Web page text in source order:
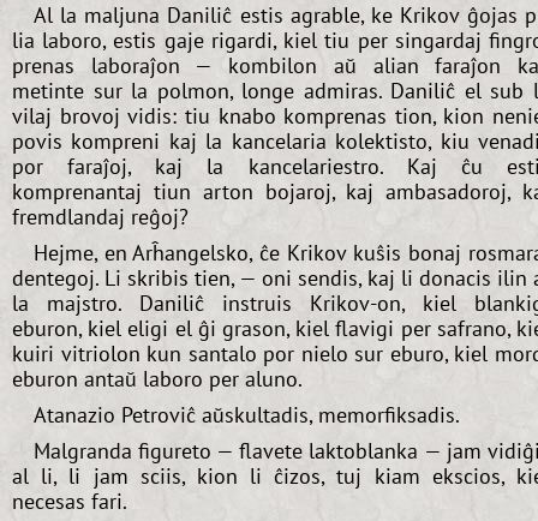
Al la maljuna Daniliĉ estis agrable, ke Krikov ĝojas
lia laboro, estis gaje rigardi, kiel tiu per singardaj
prenas laboraĵon — kombilon aŭ alian faraĵon
metinte sur la polmon, longe admiras. Daniliĉ el sub
vilaj brovoj vidis: tiu knabo komprenas tion, kion
povis kompreni kaj la kancelaria kolektisto, kiu
por faraĵoj, kaj la kancelariestro. Kaj ĉu
komprenantaj tiun arton bojaroj, kaj ambasadoroj,
fremdlandaj reĝoj?
Hejme, en Arĥangelsko, ĉe Krikov kuŝis bonaj
dentegoj. Li skribis tien, — oni sendis, kaj li donacis ilin
la majstro. Daniliĉ instruis Krikov-on, kiel
eburon, kiel eligi el ĝi grason, kiel flavigi per safrano,
kuiri vitriolon kun santalo por nielo sur eburo, kiel
eburon antaŭ laboro per aluno.
Atanazio Petroviĉ aŭskultadis, memorfiksadis.
Malgranda figureto — flavete laktoblanka — jam
al li, li jam sciis, kion li ĉizos, tuj kiam ekscios,
necesas fari.